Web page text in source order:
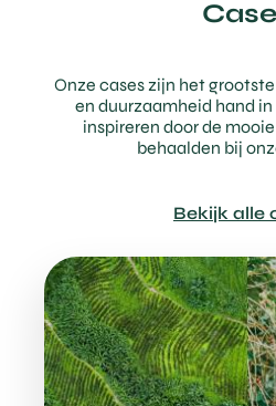
Onze cases zijn het
en duurzaamheid hand
inspireren door de
behaalden bij
Bekijk alle